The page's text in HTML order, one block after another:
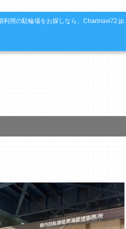
利用の駐輪場をお探しなら、Charinavi72.jp.